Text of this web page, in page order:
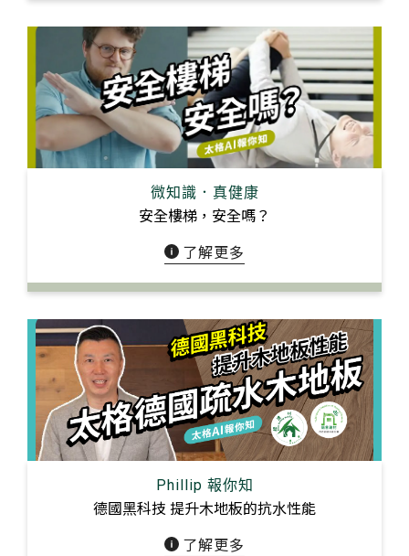
微知識．真健康
安全樓梯，安全嗎？
了解更多
Phillip 報你知
德國⿊科技 提升⽊地板的抗⽔性能
了解更多